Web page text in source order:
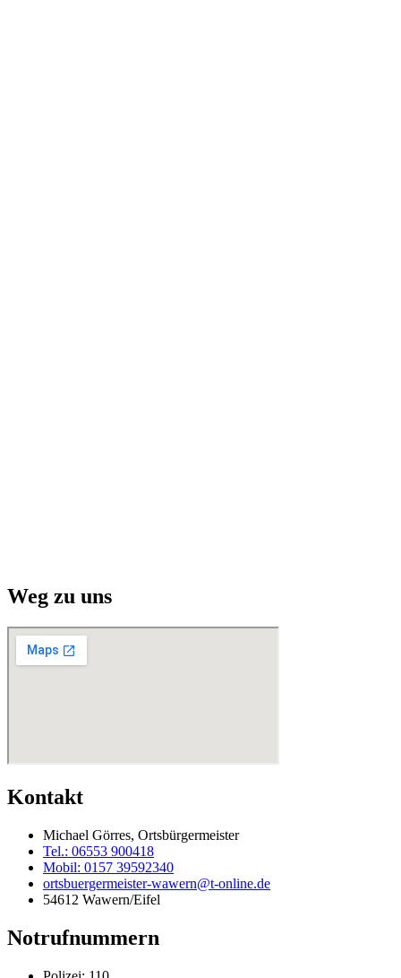
Weg zu uns
Kontakt
Michael Görres, Ortsbürgermeister
Tel.: 06553 900418
Mobil: 0157 39592340
ortsbuergermeister-wawern@t-online.de
54612 Wawern/Eifel
Notrufnummern